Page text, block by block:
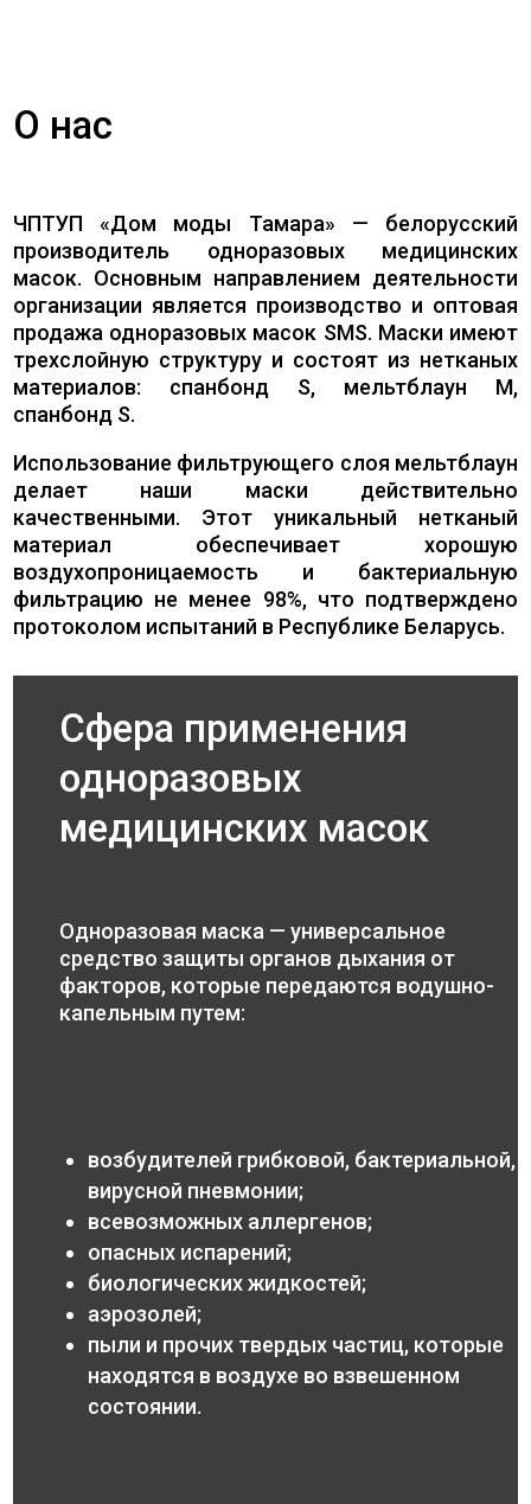
О нас
ЧПТУП «Дом моды Тамара» — белорусский
производитель одноразовых медицинских
масок. Основным направлением деятельности
организации является производство и оптовая
продажа одноразовых масок SMS. Маски имеют
трехслойную структуру и состоят из нетканых
материалов: спанбонд S, мельтблаун M,
спанбонд S.
Использование фильтрующего слоя мельтблаун
делает наши маски действительно
качественными. Этот уникальный нетканый
материал обеспечивает хорошую
воздухопроницаемость и бактериальную
фильтрацию не менее 98%, что подтверждено
протоколом испытаний в Республике Беларусь.
Сфера применения
одноразовых
медицинских масок
Одноразовая маска — универсальное
средство защиты органов дыхания от
факторов, которые передаются водушно-
капельным путем:
возбудителей грибковой, бактериальной,
вирусной пневмонии;
всевозможных аллергенов;
опасных испарений;
биологических жидкостей;
аэрозолей;
пыли и прочих твердых частиц, которые
находятся в воздухе во взвешенном
состоянии.